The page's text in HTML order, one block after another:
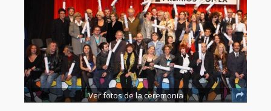
Ver fotos de la ceremonia